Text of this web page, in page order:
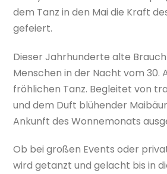
dem Tanz in den Mai die Kraft
gefeiert.
Dieser Jahrhunderte alte
Menschen in der Nacht vom 30.
fröhlichen Tanz. Begleitet von
und dem Duft blühender
Ankunft des Wonnemonats
Ob bei großen Events oder
wird getanzt und gelacht bis in